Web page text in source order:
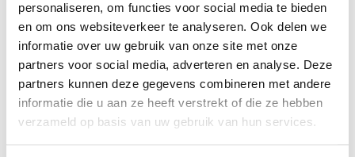
personaliseren, om functies voor social media te bieden
en om ons websiteverkeer te analyseren. Ook delen we
informatie over uw gebruik van onze site met onze
partners voor social media, adverteren en analyse. Deze
partners kunnen deze gegevens combineren met andere
informatie die u aan ze heeft verstrekt of die ze hebben
verzameld op basis van uw gebruik van hun services.